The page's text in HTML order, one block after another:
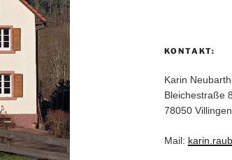
KONTAKT:
Karin
Bleichestraße 8
78050
Mail: